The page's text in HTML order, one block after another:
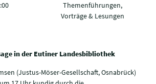
Themenführungen,
Vorträge & Lesungen
in der Eutiner Landesbibliothek
(Justus-Möser-Gesellschaft, Osnabrück)